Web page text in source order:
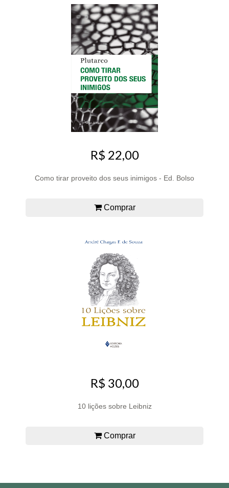
R$ 22,00
Como tirar proveito dos seus inimigos - Ed. Bolso
Comprar
R$ 30,00
10 lições sobre Leibniz
Comprar